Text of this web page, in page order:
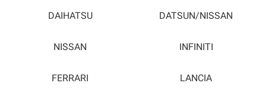
DAIHATSU DATSUN/NISSAN
NISSAN INFINITI
FERRARI LANCIA